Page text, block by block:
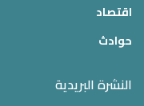
اقتصاد
حوادث
النشرة البريدية